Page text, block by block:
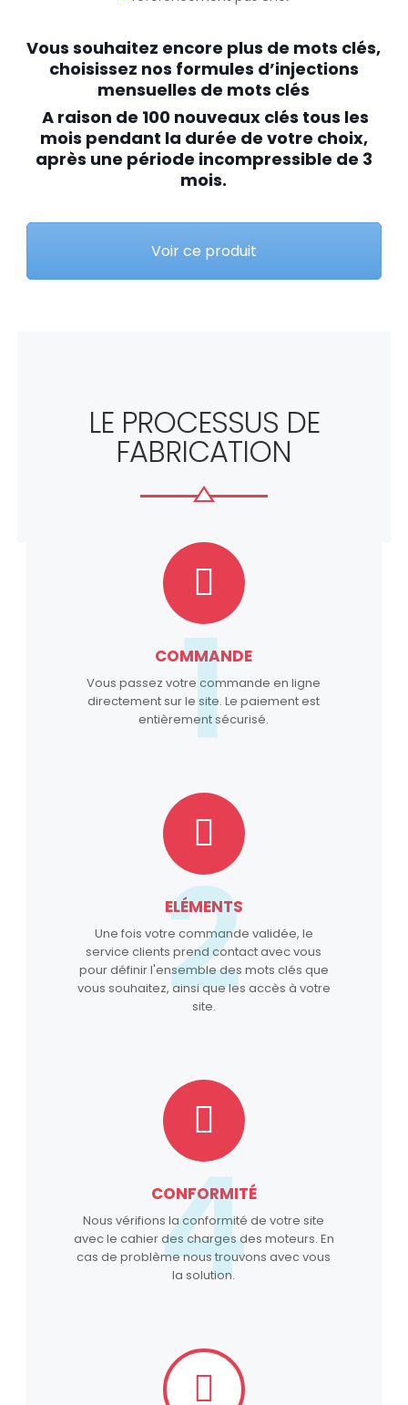
Vous souhaitez encore plus de mots clés,
choisissez nos formules d’injections
mensuelles de mots clés
A raison de 100 nouveaux clés tous les
mois pendant la durée de votre choix,
après une période incompressible de 3
mois.
Voir ce produit
LE PROCESSUS DE
FABRICATION
COMMANDE
Vous passez votre commande en ligne
directement sur le site. Le paiement est
entièrement sécurisé.
1
ELÉMENTS
Une fois votre commande validée, le
service clients prend contact avec vous
pour définir l'ensemble des mots clés que
vous souhaitez, ainsi que les accès à votre
site.
2
CONFORMITÉ
Nous vérifions la conformité de votre site
avec le cahier des charges des moteurs. En
cas de problème nous trouvons avec vous
la solution.
4